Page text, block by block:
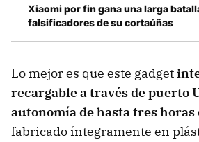
Xiaomi por fin gana una larga
falsificadores de su cortaúñas
Lo mejor es que este gadget
recargable a través de puerto
autonomía de hasta tres horas
fabricado íntegramente en